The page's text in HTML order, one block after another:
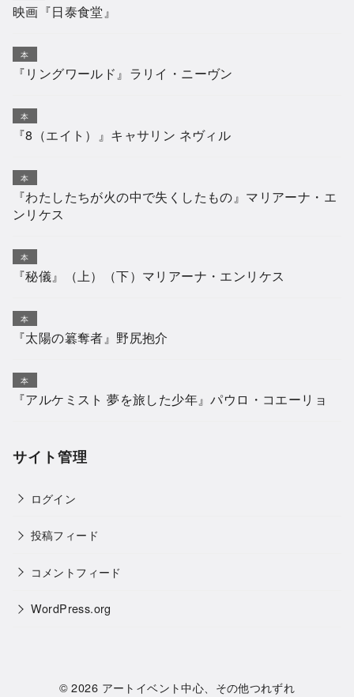
映画『日泰食堂』
本
『リングワールド』ラリイ・ニーヴン
本
『8（エイト）』キャサリン ネヴィル
本
『わたしたちが火の中で失くしたもの』マリアーナ・エ
ンリケス
本
『秘儀』（上）（下）マリアーナ・エンリケス
本
『太陽の簒奪者』野尻抱介
本
『アルケミスト 夢を旅した少年』パウロ・コエーリョ
サイト管理
ログイン
投稿フィード
コメントフィード
WordPress.org
© 2026 アートイベント中心、その他つれずれ